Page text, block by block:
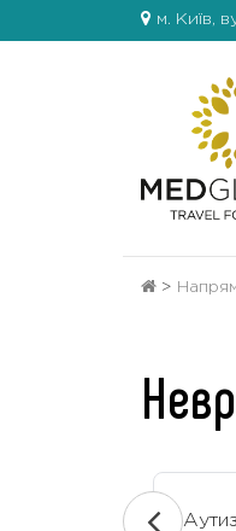
м. Київ,
>